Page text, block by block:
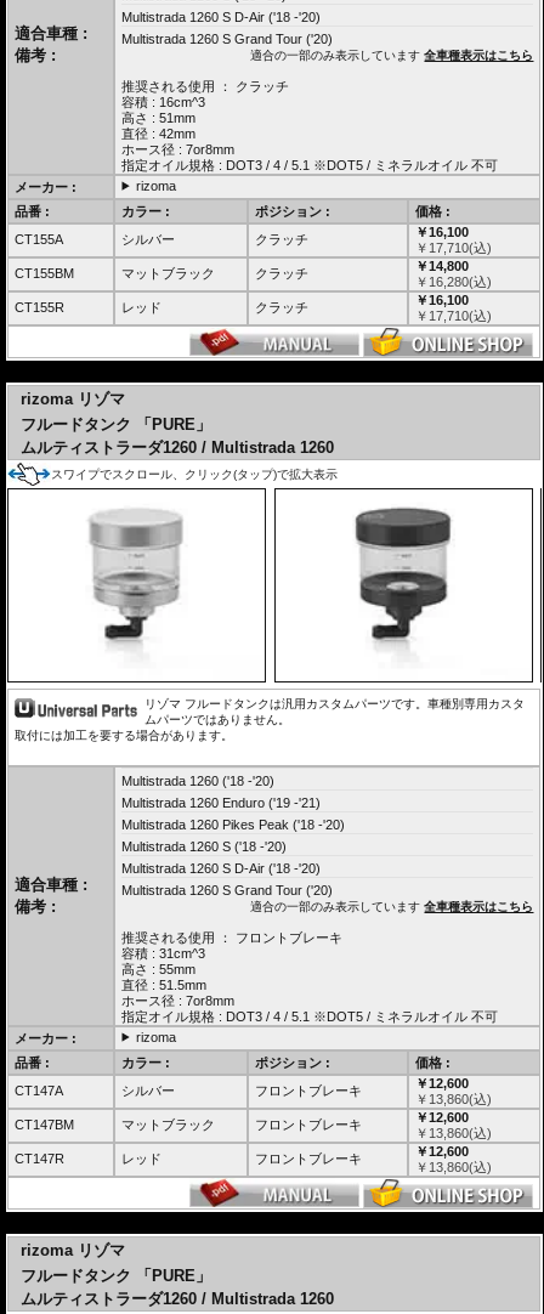
適合車種 :
備考 :
Multistrada 1260 S D-Air ('18 -'20)
Multistrada 1260 S Grand Tour ('20)
適合の一部のみ表示しています全車種表示はこちら
推奨される使用 ： クラッチ
容積 : 16cm^3
高さ : 51mm
直径 : 42mm
ホース径 : 7or8mm
指定オイル規格 : DOT3 / 4 / 5.1 ※DOT5 / ミネラルオイル 不可
メーカー :
rizoma
品番 :
カラー : ポジション :
価格 :
CT155A
シルバー クラッチ
￥16,100
￥ 17,710(込)
CT155BM
マットブラック クラッチ
￥14,800
￥ 16,280(込)
CT155R
レッド クラッチ
￥16,100
￥ 17,710(込)
rizoma リゾマ
フルードタンク 「PURE」
ムルティストラーダ1260 / Multistrada 1260
スワイプでスクロール、クリック(タップ)で拡大表示
リゾマ フルードタンクは汎用カスタムパーツです。車種別専用カスタ
ムパーツではありません。
取付には加工を要する場合があります。
適合車種 :
備考 :
Multistrada 1260 ('18 -'20)
Multistrada 1260 Enduro ('19 -'21)
Multistrada 1260 Pikes Peak ('18 -'20)
Multistrada 1260 S ('18 -'20)
Multistrada 1260 S D-Air ('18 -'20)
Multistrada 1260 S Grand Tour ('20)
適合の一部のみ表示しています全車種表示はこちら
推奨される使用 ： フロントブレーキ
容積 : 31cm^3
高さ : 55mm
直径 : 51.5mm
ホース径 : 7or8mm
指定オイル規格 : DOT3 / 4 / 5.1 ※DOT5 / ミネラルオイル 不可
メーカー :
rizoma
品番 :
カラー : ポジション :
価格 :
CT147A
シルバー フロントブレーキ
￥12,600
￥ 13,860(込)
CT147BM
マットブラック フロントブレーキ
￥12,600
￥ 13,860(込)
CT147R
レッド フロントブレーキ
￥12,600
￥ 13,860(込)
rizoma リゾマ
フルードタンク 「PURE」
ムルティストラーダ1260 / Multistrada 1260